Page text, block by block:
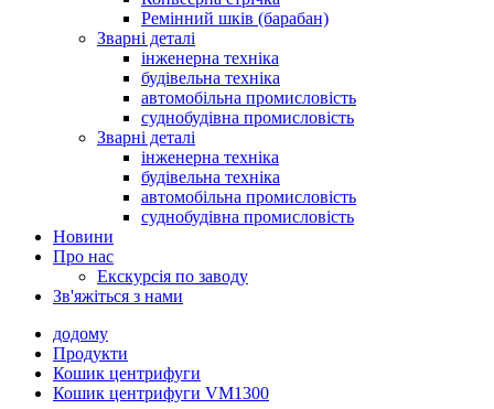
Ремінний шків (барабан)
Зварні деталі
інженерна техніка
будівельна техніка
автомобільна промисловість
суднобудівна промисловість
Зварні деталі
інженерна техніка
будівельна техніка
автомобільна промисловість
суднобудівна промисловість
Новини
Про нас
Екскурсія по заводу
Зв'яжіться з нами
додому
Продукти
Кошик центрифуги
Кошик центрифуги VM1300